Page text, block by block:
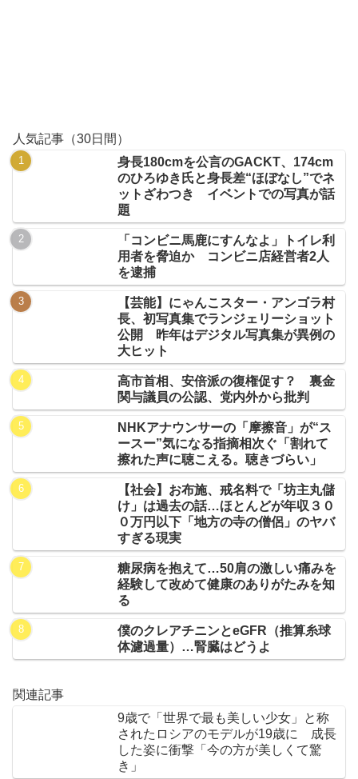
人気記事（30日間）
身長180cmを公言のGACKT、174cm
のひろゆき氏と身長差“ほぼなし”でネ
ットざわつき イベントでの写真が話
題
「コンビニ馬鹿にすんなよ」トイレ利
用者を脅迫か コンビニ店経営者2人
を逮捕
【芸能】にゃんこスター・アンゴラ村
長、初写真集でランジェリーショット
公開 昨年はデジタル写真集が異例の
大ヒット
高市首相、安倍派の復権促す？ 裏金
関与議員の公認、党内外から批判
NHKアナウンサーの「摩擦音」が“ス
ースー”気になる指摘相次ぐ「割れて
擦れた声に聴こえる。聴きづらい」
【社会】お布施、戒名料で「坊主丸儲
け」は過去の話…ほとんどが年収３０
０万円以下「地方の寺の僧侶」のヤバ
すぎる現実
糖尿病を抱えて…50肩の激しい痛みを
経験して改めて健康のありがたみを知
る
僕のクレアチニンとeGFR（推算糸球
体濾過量）…腎臓はどうよ
関連記事
9歳で「世界で最も美しい少女」と称
されたロシアのモデルが19歳に 成長
した姿に衝撃「今の方が美しくて驚
き」